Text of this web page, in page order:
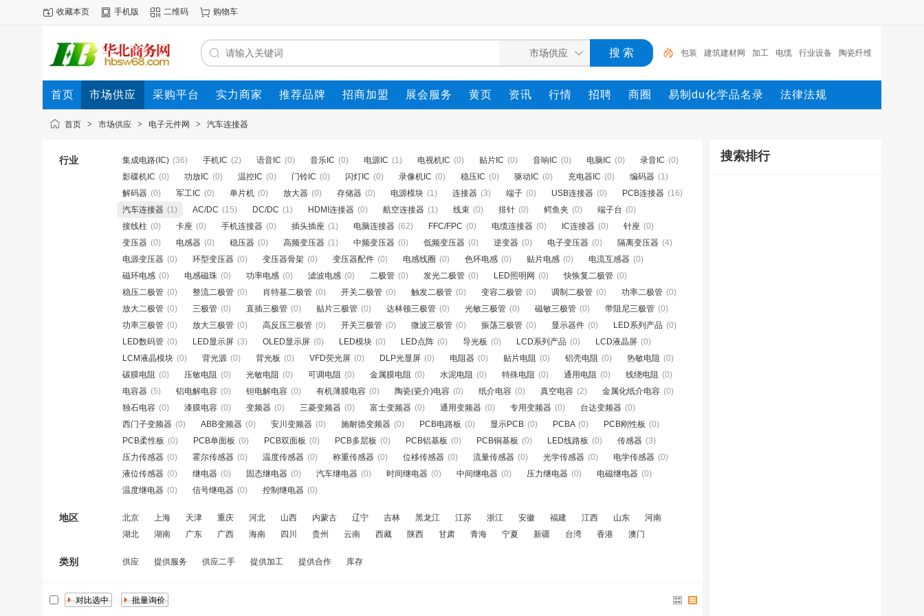
收藏本页 手机版 二维码 购物车
包装 建筑建材网 加工 电缆 行业设备 陶瓷纤维
模块 测量 环保设备 网 机械设备网
首页 市场供应 采购平台 实力商家 推荐品牌 招商加盟 展会服务 黄页 资讯 行情 招聘 商圈 易制du化学品名录 法律法规
首页 > 市场供应 > 电子元件网 > 汽车连接器
行业 集成电路(IC) (36) 手机IC (2) 语音IC (0) 音乐IC (0) 电源IC (1) 电视机IC (0) 贴片IC (0) 音响IC (0) 电脑IC (0) 录音IC (0)
影碟机IC (0) 功放IC (0) 温控IC (0) 门铃IC (0) 闪灯IC (0) 录像机IC (0) 稳压IC (0) 驱动IC (0) 充电器IC (0) 编码器 (1)
解码器 (0) 军工IC (0) 单片机 (0) 放大器 (0) 存储器 (0) 电源模块 (1) 连接器 (3) 端子 (0) USB连接器 (0) PCB连接器 (16)
汽车连接器 (1) AC/DC (15) DC/DC (1) HDMI连接器 (0) 航空连接器 (1) 线束 (0) 排针 (0) 鳄鱼夹 (0) 端子台 (0)
接线柱 (0) 卡座 (0) 手机连接器 (0) 插头插座 (1) 电脑连接器 (62) FFC/FPC (0) 电缆连接器 (0) IC连接器 (0) 针座 (0)
变压器 (0) 电感器 (0) 稳压器 (0) 高频变压器 (1) 中频变压器 (0) 低频变压器 (0) 逆变器 (0) 电子变压器 (0) 隔离变压器 (4)
电源变压器 (0) 环型变压器 (0) 变压器骨架 (0) 变压器配件 (0) 电感线圈 (0) 色环电感 (0) 贴片电感 (0) 电流互感器 (0)
磁环电感 (0) 电感磁珠 (0) 功率电感 (0) 滤波电感 (0) 二极管 (0) 发光二极管 (0) LED照明网 (0) 快恢复二极管 (0)
稳压二极管 (0) 整流二极管 (0) 肖特基二极管 (0) 开关二极管 (0) 触发二极管 (0) 变容二极管 (0) 调制二极管 (0) 功率二极管 (0)
放大二极管 (0) 三极管 (0) 直插三极管 (0) 贴片三极管 (0) 达林顿三极管 (0) 光敏三极管 (0) 磁敏三极管 (0) 带阻尼三极管 (0)
功率三极管 (0) 放大三极管 (0) 高反压三极管 (0) 开关三极管 (0) 微波三极管 (0) 振荡三极管 (0) 显示器件 (0) LED系列产品 (0)
LED数码管 (0) LED显示屏 (3) OLED显示屏 (0) LED模块 (0) LED点阵 (0) 导光板 (0) LCD系列产品 (0) LCD液晶屏 (0)
LCM液晶模块 (0) 背光源 (0) 背光板 (0) VFD荧光屏 (0) DLP光显屏 (0) 电阻器 (0) 贴片电阻 (0) 铝壳电阻 (0) 热敏电阻 (0)
碳膜电阻 (0) 压敏电阻 (0) 光敏电阻 (0) 可调电阻 (0) 金属膜电阻 (0) 水泥电阻 (0) 特殊电阻 (0) 通用电阻 (0) 线绕电阻 (0)
电容器 (5) 铝电解电容 (0) 钽电解电容 (0) 有机薄膜电容 (0) 陶瓷(瓷介)电容 (0) 纸介电容 (0) 真空电容 (2) 金属化纸介电容 (0)
独石电容 (0) 漆膜电容 (0) 变频器 (0) 三菱变频器 (0) 富士变频器 (0) 通用变频器 (0) 专用变频器 (0) 台达变频器 (0)
西门子变频器 (0) ABB变频器 (0) 安川变频器 (0) 施耐德变频器 (0) PCB电路板 (0) 显示PCB (0) PCBA (0) PCB刚性板 (0)
PCB柔性板 (0) PCB单面板 (0) PCB双面板 (0) PCB多层板 (0) PCB铝基板 (0) PCB铜基板 (0) LED线路板 (0) 传感器 (3)
压力传感器 (0) 霍尔传感器 (0) 温度传感器 (0) 称重传感器 (0) 位移传感器 (0) 流量传感器 (0) 光学传感器 (0) 电学传感器 (0)
液位传感器 (0) 继电器 (0) 固态继电器 (0) 汽车继电器 (0) 时间继电器 (0) 中间继电器 (0) 压力继电器 (0) 电磁继电器 (0)
温度继电器 (0) 信号继电器 (0) 控制继电器 (0)
地区 北京 上海 天津 重庆 河北 山西 内蒙古 辽宁 吉林 黑龙江 江苏 浙江 安徽 福建 江西 山东
河南
湖北
湖南 广东 广西 海南 四川 贵州 云南 西藏 陕西 甘肃 青海 宁夏 新疆 台湾 香港 澳门
类别 供应 提供服务 供应二手 提供加工 提供合作 库存
搜索排行